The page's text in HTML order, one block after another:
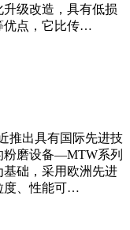
级改造，具有低损
优点，它比传…
推出具有国际先进技
粉磨设备—MTW系列
基础，采用欧洲先进
度、性能可…